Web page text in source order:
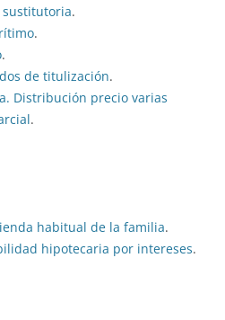
sustitutoria.
.
.
de titulización.
Distribución precio varias
.
habitual de la familia.
hipotecaria por intereses.